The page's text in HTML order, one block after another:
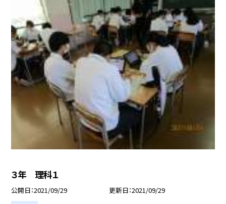
３年 理科１
公開日 2021/09/29 更新日 2021/09/29